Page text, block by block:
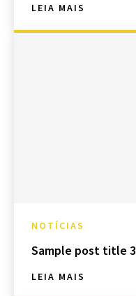
LEIA MAIS
NOTÍCIAS
Sample post title 3
LEIA MAIS